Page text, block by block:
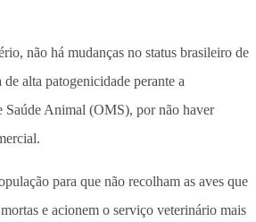
não há mudanças no status brasileiro de
alta patogenicidade perante a
Saúde Animal (OMS), por não haver
para que não recolham as aves que
e acionem o serviço veterinário mais